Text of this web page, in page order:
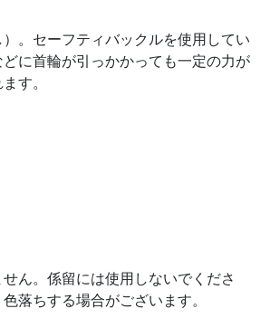
。セーフティバックルを使用してい
に首輪が引っかかっても一定の力が
す。
ん。係留には使用しないでくださ
落ちする場合がございます。